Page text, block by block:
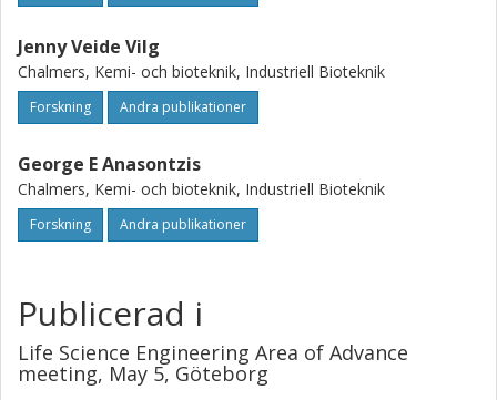
Jenny Veide Vilg
Chalmers, Kemi- och bioteknik, Industriell Bioteknik
Forskning Andra publikationer
George E Anasontzis
Chalmers, Kemi- och bioteknik, Industriell Bioteknik
Forskning Andra publikationer
Publicerad i
Life Science Engineering Area of Advance
meeting, May 5, Göteborg